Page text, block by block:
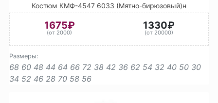
Костюм КМФ-4547 6033 (Мятно-бирюзовый)н
1675₽
(от 2000)
1330₽
(от 20000)
Размеры:
68 60 48 44 64 66 72 38 42 36 62 54 32 40 50 30
34 52 46 28 70 58 56